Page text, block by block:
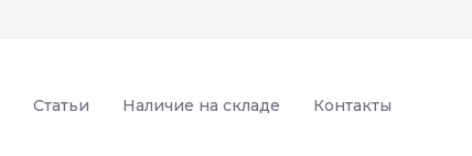
Статьи Наличие на складе Контакты